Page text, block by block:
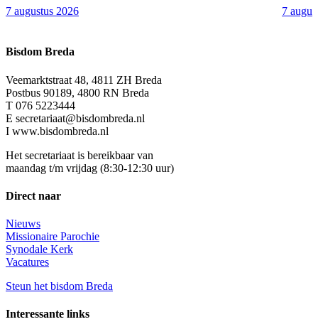
7 augustus 2026 7
Bisdom Breda
Veemarktstraat 48, 4811 ZH Breda
Postbus 90189, 4800 RN Breda
T 076 5223444
E secretariaat@bisdombreda.nl
I www.bisdombreda.nl
Het secretariaat is bereikbaar van
maandag t/m vrijdag (8:30-12:30 uur)
Direct naar
Nieuws
Missionaire Parochie
Synodale Kerk
Vacatures
Steun het bisdom Breda
Interessante links